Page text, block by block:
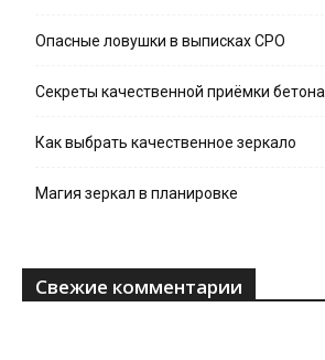
Опасные ловушки в выписках СРО
Секреты качественной приёмки бетона
Как выбрать качественное зеркало
Магия зеркал в планировке
Свежие комментарии